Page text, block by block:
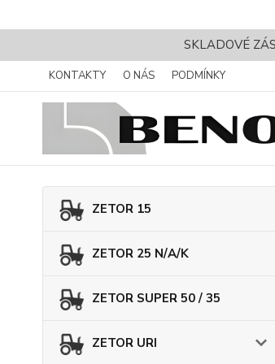
SKLADOVÉ
KONTAKTY O NÁS PODMÍNKY
ZETOR 15
ZETOR 25 N/A/K
ZETOR SUPER 50 / 35
ZETOR URI